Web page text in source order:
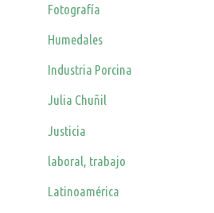
Fotografía
Humedales
Industria Porcina
Julia Chuñil
Justicia
laboral, trabajo
Latinoamérica